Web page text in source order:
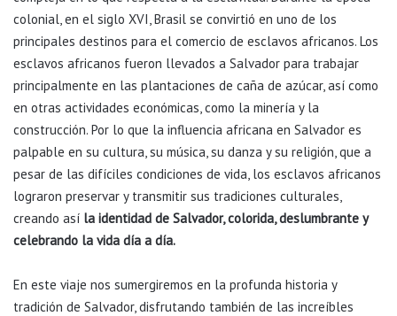
colonial, en el siglo XVI, Brasil se convirtió en uno de los
principales destinos para el comercio de esclavos africanos. Los
esclavos africanos fueron llevados a Salvador para trabajar
principalmente en las plantaciones de caña de azúcar, así como
en otras actividades económicas, como la minería y la
construcción. Por lo que la influencia africana en Salvador es
palpable en su cultura, su música, su danza y su religión, que a
pesar de las difíciles condiciones de vida, los esclavos africanos
lograron preservar y transmitir sus tradiciones culturales,
creando así la identidad de Salvador, colorida, deslumbrante y
celebrando la vida día a día.
En este viaje nos sumergiremos en la profunda historia y
tradición de Salvador, disfrutando también de las increíbles